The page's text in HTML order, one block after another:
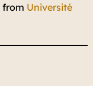
from Université